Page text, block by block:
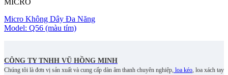
MICRO
Micro Không Dây Đa Năng
Model: Q56 (màu tím)
CÔNG TY TNHH VŨ HỒNG MINH
Chúng tôi là đơn vị sản xuất và cung cấp dàn âm thanh chuyên nghiệp, loa kéo, loa xách tay